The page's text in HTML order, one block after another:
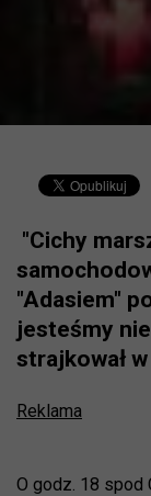
"Cichy
"Adasiem"
jesteśmy
strajkował
Reklama
O godz. 18 spod